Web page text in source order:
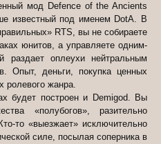
мод Defence of the Ancients
известный под именем DotA. В
RTS, вы не собираете
юнитов, а управляете одним-
раздает оплеухи нейтральным
Опыт, деньги, покупка ценных
ролевого жанра.
будет построен и Demigod. Вы
«полубогов», разительно
то «выезжает» исключительно
силе, посылая соперника в